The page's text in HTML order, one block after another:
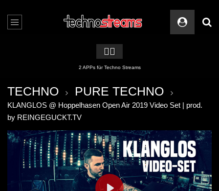
🏳️‍🌈
2 APPs für Techno Streams
TECHNO PURE TECHNO
KLANGLOS @ Hoppelhasen Open Air 2019 Video Set | prod.
by REINGEGUCKT.TV